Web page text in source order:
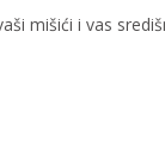
mišići i vas